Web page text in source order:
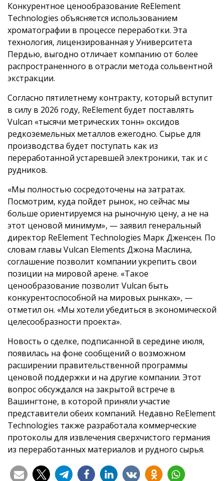
Конкурентное ценообразование ReElement
Technologies объясняется использованием
хроматографии в процессе переработки. Эта
технология, лицензированная у Университета
Пердью, выгодно отличает компанию от более
распространенного в отрасли метода сольвентной
экстракции.
Согласно пятилетнему контракту, который вступит
в силу в 2026 году, ReElement будет поставлять
Vulcan «тысячи метрических тонн» оксидов
редкоземельных металлов ежегодно. Сырье для
производства будет поступать как из
переработанной устаревшей электроники, так и с
рудников.
«Мы полностью сосредоточены на затратах.
Посмотрим, куда пойдет рынок, но сейчас мы
больше ориентируемся на рыночную цену, а не на
этот ценовой минимум», — заявил генеральный
директор ReElement Technologies Марк Дженсен. По
словам главы Vulcan Elements Джона Маслина,
соглашение позволит компании укрепить свои
позиции на мировой арене. «Такое
ценообразование позволит Vulcan быть
конкурентоспособной на мировых рынках», —
отметил он. «Мы хотели убедиться в экономической
целесообразности проекта».
Новость о сделке, подписанной в середине июля,
появилась на фоне сообщений о возможном
расширении правительственной программы
ценовой поддержки и на другие компании. Этот
вопрос обсуждался на закрытой встрече в
Вашингтоне, в которой приняли участие
представители обеих компаний. Недавно ReElement
Technologies также разработала коммерческие
протоколы для извлечения сверхчистого германия
из переработанных материалов и рудного сырья.